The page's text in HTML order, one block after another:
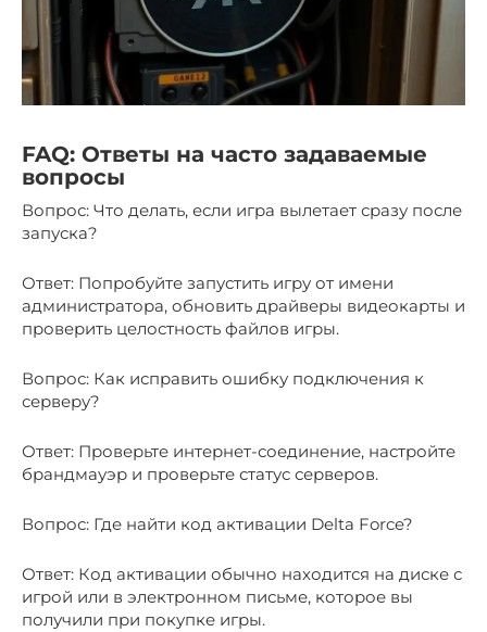
FAQ: Ответы на часто задаваемые
вопросы
Вопрос: Что делать, если игра вылетает сразу после
запуска?
Ответ: Попробуйте запустить игру от имени
администратора, обновить драйверы видеокарты и
проверить целостность файлов игры.
Вопрос: Как исправить ошибку подключения к
серверу?
Ответ: Проверьте интернет-соединение, настройте
брандмауэр и проверьте статус серверов.
Вопрос: Где найти код активации Delta Force?
Ответ: Код активации обычно находится на диске с
игрой или в электронном письме, которое вы
получили при покупке игры.